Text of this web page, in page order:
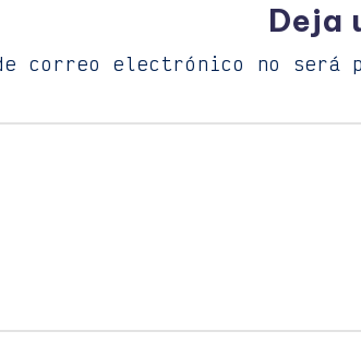
Deja
correo electrónico no será